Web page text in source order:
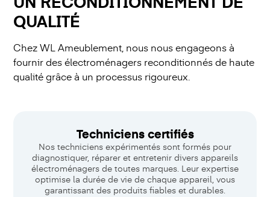
QUALITÉ
Chez WL Ameublement, nous nous engageons à
fournir des électroménagers reconditionnés de haute
qualité grâce à un processus rigoureux.
Techniciens certifiés
Nos techniciens expérimentés sont formés pour
diagnostiquer, réparer et entretenir divers appareils
électroménagers de toutes marques. Leur expertise
optimise la durée de vie de chaque appareil, vous
garantissant des produits fiables et durables.